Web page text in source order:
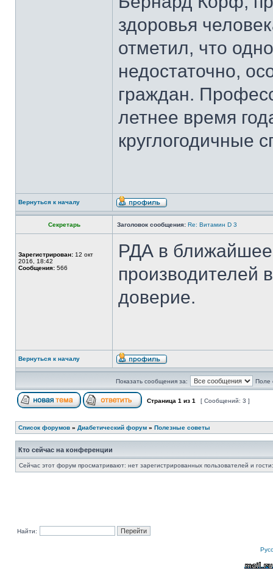
здоровья
отметил, что
недостаточно,
граждан.
летнее время
круглогодичные
Вернуться к началу
Секретарь Заголовок сообщения: Re: Витамин D 3
Зарегистрирован: 12 окт
2016, 18:42
Сообщения: 566
РДА в ближайшее
производителей
доверие.
Вернуться к началу
Показать сообщения за: Поле
Страница 1 из 1 [ Сообщений: 3 ]
Список форумов » Диабетический форум » Полезные советы
Кто сейчас на конференции
Сейчас этот форум просматривают: нет зарегистрированных пользователей и
Найти: